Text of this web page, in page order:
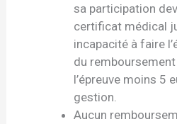
sa participation
certificat médical
incapacité à faire
du
l’épreuve moins 5
gestion.
Aucun